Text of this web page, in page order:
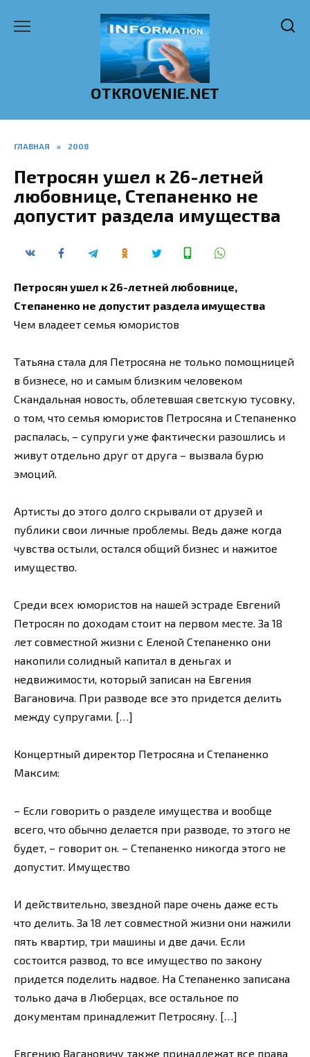
OTKROVENIE.NET
ГЛАВНАЯ » 2008
Петросян ушел к 26-летней
любовнице, Степаненко не
допустит раздела имущества
Петросян ушел к 26-летней любовнице,
Степаненко не допустит раздела имущества
Чем владеет семья юмористов
Татьяна стала для Петросяна не только помощницей
в бизнесе, но и самым близким человеком
Скандальная новость, облетевшая светскую тусовку,
о том, что семья юмористов Петросяна и Степаненко
распалась, – супруги уже фактически разошлись и
живут отдельно друг от друга – вызвала бурю
эмоций.
Артисты до этого долго скрывали от друзей и
публики свои личные проблемы. Ведь даже когда
чувства остыли, остался общий бизнес и нажитое
имущество.
Среди всех юмористов на нашей эстраде Евгений
Петросян по доходам стоит на первом месте. За 18
лет совместной жизни с Еленой Степаненко они
накопили солидный капитал в деньгах и
недвижимости, который записан на Евгения
Вагановича. При разводе все это придется делить
между супругами. […]
Концертный директор Петросяна и Степаненко
Максим:
– Если говорить о разделе имущества и вообще
всего, что обычно делается при разводе, то этого не
будет, – говорит он. – Степаненко никогда этого не
допустит. Имущество
И действительно, звездной паре очень даже есть
что делить. За 18 лет совместной жизни они нажили
пять квартир, три машины и две дачи. Если
состоится развод, то все имущество по закону
придется поделить надвое. На Степаненко записана
только дача в Люберцах, все остальное по
документам принадлежит Петросяну. […]
Евгению Вагановичу также принадлежат все права